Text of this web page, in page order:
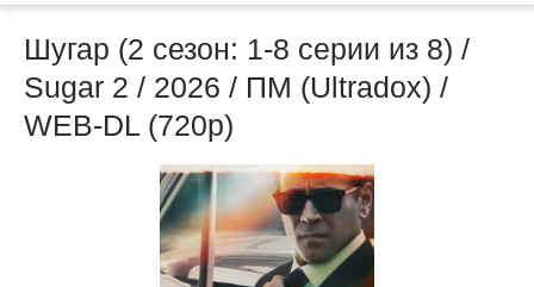
Шугар (2 сезон: 1-8 серии из 8) /
Sugar 2 / 2026 / ПМ (Ultradox) /
WEB-DL (720р)